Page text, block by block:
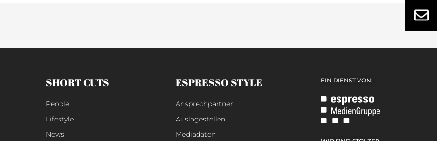
SHORT CUTS
People
Lifestyle
News
ESPRESSO STYLE
Ansprechpartner
Auslagestellen
Mediadaten
EIN DIENST VON: